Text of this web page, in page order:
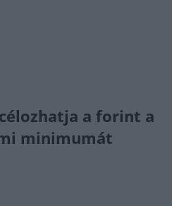
a forint a
minimumát